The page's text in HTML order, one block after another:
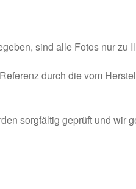
sind alle Fotos nur zu
durch die vom
sorgfältig geprüft und wir